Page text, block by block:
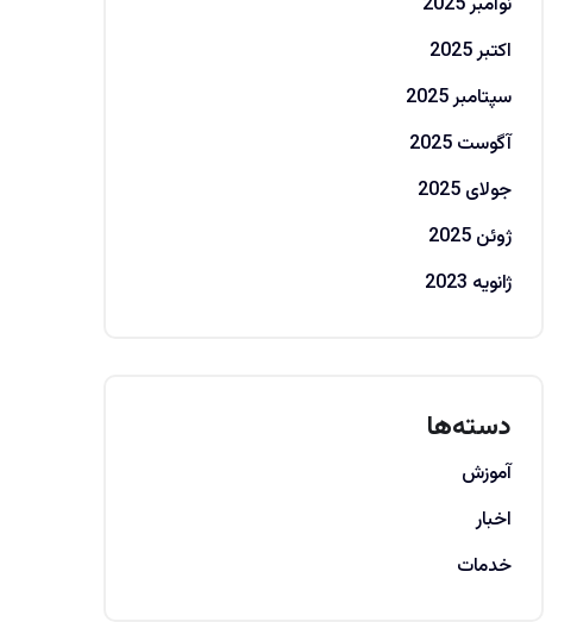
اکتبر 2025
سپتامبر 2025
آگوست 2025
جولای 2025
ژوئن 2025
ژانویه 2023
دسته‌ها
آموزش
اخبار
خدمات